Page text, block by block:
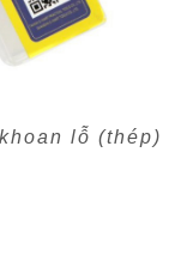
lỗ (thép)